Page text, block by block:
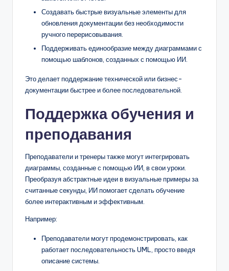
Создавать быстрые визуальные элементы для
обновления документации без необходимости
ручного перерисовывания.
Поддерживать единообразие между диаграммами с
помощью шаблонов, созданных с помощью ИИ.
Это делает поддержание технической или бизнес-
документации быстрее и более последовательной.
Поддержка обучения и
преподавания
Преподаватели и тренеры также могут интегрировать
диаграммы, созданные с помощью ИИ, в свои уроки.
Преобразуя абстрактные идеи в визуальные примеры за
считанные секунды, ИИ помогает сделать обучение
более интерактивным и эффективным.
Например:
Преподаватели могут продемонстрировать, как
работает последовательность UML, просто введя
описание системы.